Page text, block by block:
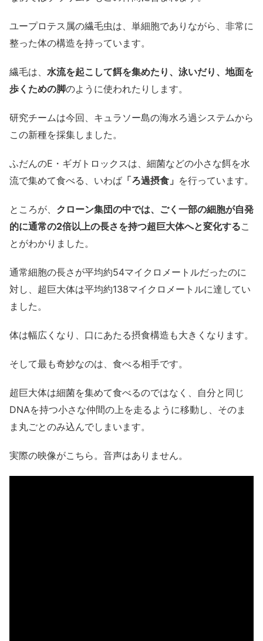
ユープロテス属の繊毛虫は、単細胞でありながら、非常に
整った体の構造を持っています。
繊毛は、 水流を起こして餌を集めたり、泳いだり、地面を
歩くための脚のように使われたりします。
研究チームは今回、キュラソー島の海水ろ過システムから
この新種を採集しました。
ふだんのE・ギガトロックスは、細菌などの小さな餌を水
流で集めて食べる、いわば 「ろ過摂食」 を行っています。
ところが、 クローン集団の中では、ごく一部の細胞が自発
的に通常の2倍以上の長さを持つ超巨大体へと変化するこ
とがわかりました。
通常細胞の長さが平均約54マイクロメートルだったのに
対し、超巨大体は平均約138マイクロメートルに達してい
ました。
体は幅広くなり、口にあたる摂食構造も大きくなります。
そして最も奇妙なのは、食べる相手です。
超巨大体は細菌を集めて食べるのではなく、自分と同じ
DNAを持つ小さな仲間の上を走るように移動し、そのま
ま丸ごとのみ込んでしまいます。
実際の映像がこちら。音声はありません。